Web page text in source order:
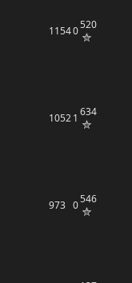
11540520
10521 634
973 0546